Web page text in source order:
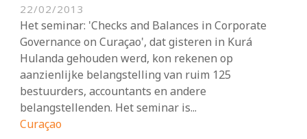
22/02/2013
Het seminar: 'Checks and Balances in Corporate
Governance on Curaçao', dat gisteren in Kurá
Hulanda gehouden werd, kon rekenen op
aanzienlijke belangstelling van ruim 125
bestuurders, accountants en andere
belangstellenden. Het seminar is...
Curaçao